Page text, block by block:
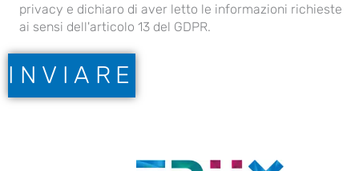
privacy e dichiaro di aver letto le informazioni richieste
ai sensi dell'articolo 13 del GDPR.